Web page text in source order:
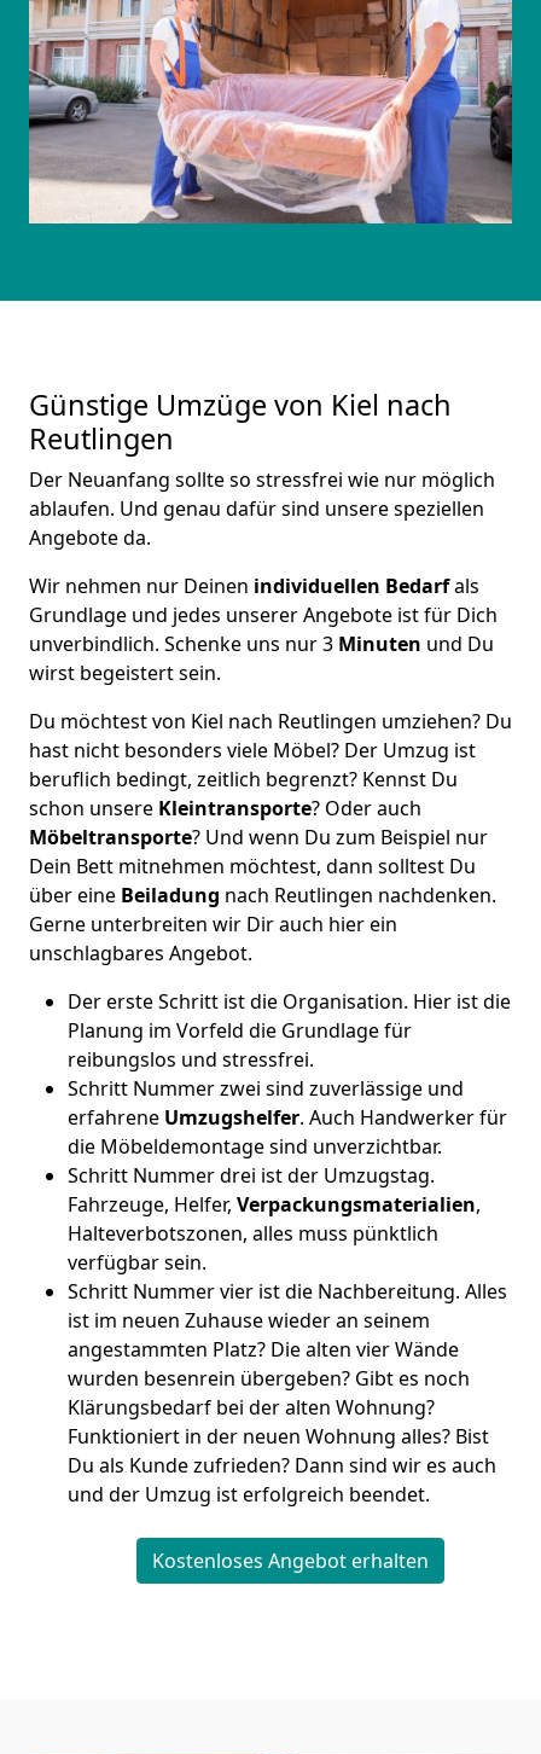
Günstige Umzüge von Kiel nach
Reutlingen
Der Neuanfang sollte so stressfrei wie nur möglich
ablaufen. Und genau dafür sind unsere speziellen
Angebote da.
Wir nehmen nur Deinen individuellen Bedarfals
Grundlage und jedes unserer Angebote ist für Dich
unverbindlich. Schenke uns nur 3 Minuten und Du
wirst begeistert sein.
Du möchtest von Kiel nach Reutlingen umziehen? Du
hast nicht besonders viele Möbel? Der Umzug ist
beruflich bedingt, zeitlich begrenzt? Kennst Du
schon unsere Kleintransporte? Oder auch
Möbeltransporte? Und wenn Du zum Beispiel nur
Dein Bett mitnehmen möchtest, dann solltest Du
über eine Beiladung nach Reutlingen nachdenken.
Gerne unterbreiten wir Dir auch hier ein
unschlagbares Angebot.
Der erste Schritt ist die Organisation. Hier ist die
Planung im Vorfeld die Grundlage für
reibungslos und stressfrei.
Schritt Nummer zwei sind zuverlässige und
erfahrene Umzugshelfer. Auch Handwerker für
die Möbeldemontage sind unverzichtbar.
Schritt Nummer drei ist der Umzugstag.
Fahrzeuge, Helfer, Verpackungsmaterialien,
Halteverbotszonen, alles muss pünktlich
verfügbar sein.
Schritt Nummer vier ist die Nachbereitung. Alles
ist im neuen Zuhause wieder an seinem
angestammten Platz? Die alten vier Wände
wurden besenrein übergeben? Gibt es noch
Klärungsbedarf bei der alten Wohnung?
Funktioniert in der neuen Wohnung alles? Bist
Du als Kunde zufrieden? Dann sind wir es auch
und der Umzug ist erfolgreich beendet.
Kostenloses Angebot erhalten